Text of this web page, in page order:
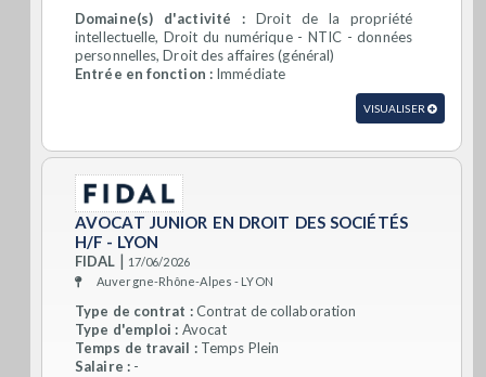
Domaine(s) d'activité : Droit de la propriété
intellectuelle, Droit du numérique - NTIC - données
personnelles, Droit des affaires (général)
Entrée en fonction : Immédiate
VISUALISER
AVOCAT JUNIOR EN DROIT DES SOCIÉTÉS
H/F - LYON
FIDAL | 17/06/2026
Auvergne-Rhône-Alpes - LYON
Type de contrat :Contrat de collaboration
Type d'emploi : Avocat
Temps de travail :Temps Plein
Salaire :-